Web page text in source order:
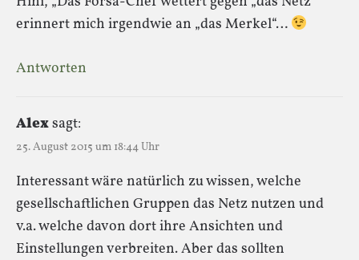
erinnert mich irgendwie an „das Merkel“…
Antworten
Alexsagt:
25. August 2015 um 18:44 Uhr
Interessant wäre natürlich zu wissen, welche
gesellschaftlichen Gruppen das Netz nutzen und
v.a. welche davon dort ihre Ansichten und
Einstellungen verbreiten. Aber das sollten